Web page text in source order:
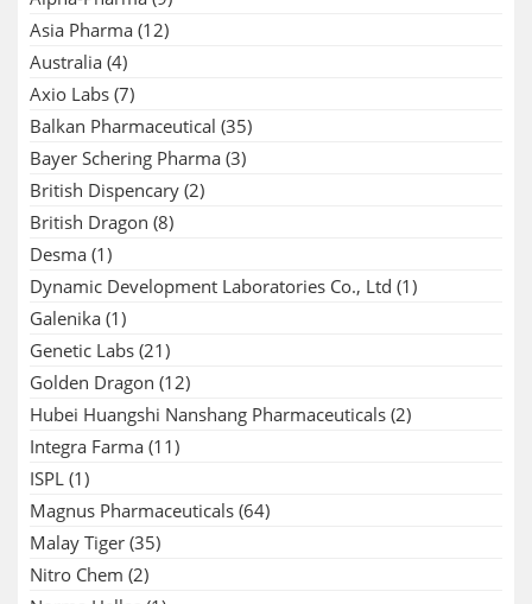
Asia Pharma (12)
Australia (4)
Axio Labs (7)
Balkan Pharmaceutical (35)
Bayer Schering Pharma (3)
British Dispencary (2)
British Dragon (8)
Desma (1)
Dynamic Development Laboratories Co., Ltd (1)
Galenika (1)
Genetic Labs (21)
Golden Dragon (12)
Hubei Huangshi Nanshang Pharmaceuticals (2)
Integra Farma (11)
ISPL (1)
Magnus Pharmaceuticals (64)
Malay Tiger (35)
Nitro Chem (2)